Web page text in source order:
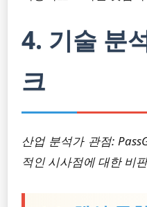
4. 기술 분
크
산업 분석가 관점:
적인 시사점에 대한 비